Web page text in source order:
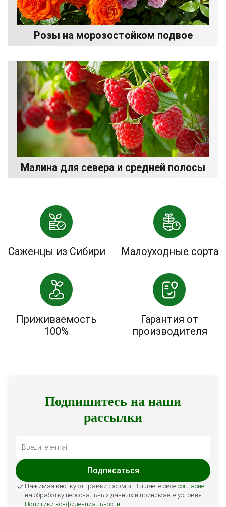
Розы на морозостойком подвое
Малина для севера и средней полосы
Саженцы из Сибири Малоуходные сорта
Приживаемость
100%
Гарантия от
производителя
Подпишитесь на наши
рассылки
Подписаться
Нажимая кнопку отправки формы, Вы даете свое согласие
на обработку персональных данных и принимаете условия
Политики конфиденциальности.